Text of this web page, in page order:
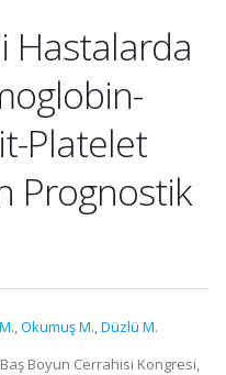
Hastalarda
Platelet
Prognostik
,Okumuş M.,Düzlü M.
Boyun Cerrahisi Kongresi,